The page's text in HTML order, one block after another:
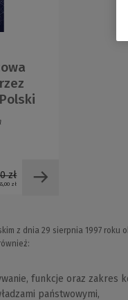
zł
zł
z dnia 29 sierpnia 1997
funkcje oraz zakres
państwowymi,